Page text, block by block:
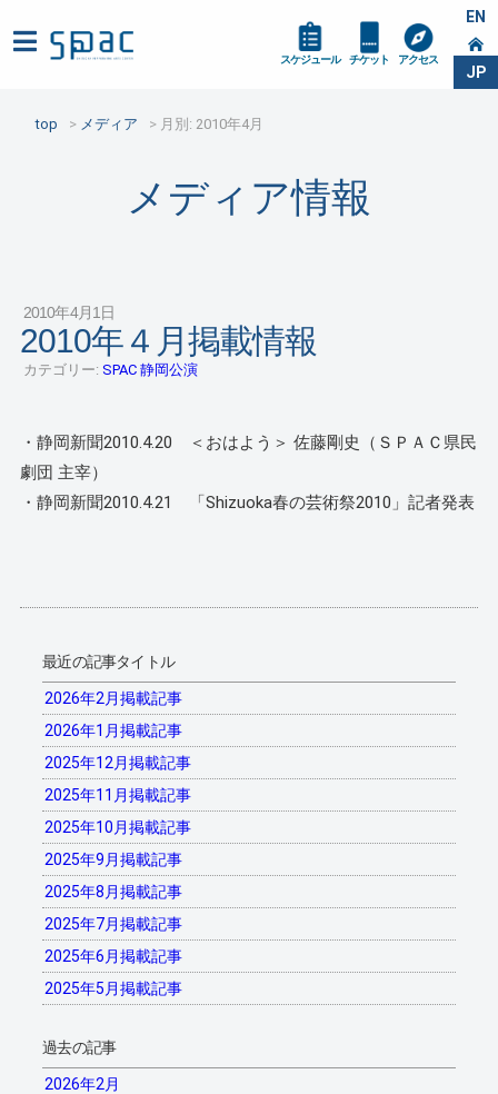
EN
JP
スケジュール チケット アクセス
top メディア 月別: 2010年4月
メディア情報
2010年4月1日
2010年４月掲載情報
カテゴリー: SPAC 静岡公演
・静岡新聞2010.4.20 ＜おはよう＞ 佐藤剛史（ＳＰＡＣ県民
劇団 主宰）
・静岡新聞2010.4.21 「Shizuoka春の芸術祭2010」記者発表
最近の記事タイトル
2026年2月掲載記事
2026年1月掲載記事
2025年12月掲載記事
2025年11月掲載記事
2025年10月掲載記事
2025年9月掲載記事
2025年8月掲載記事
2025年7月掲載記事
2025年6月掲載記事
2025年5月掲載記事
過去の記事
2026年2月